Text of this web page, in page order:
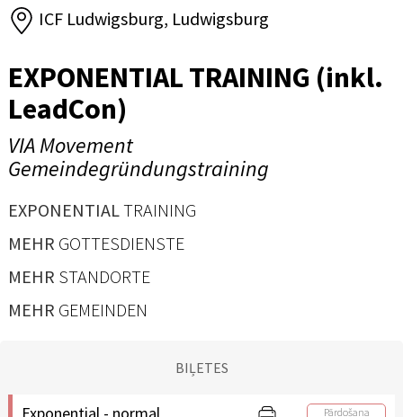
ICF Ludwigsburg, Ludwigsburg
EXPONENTIAL TRAINING (inkl.
LeadCon)
VIA Movement
Gemeindegründungstraining
EXPONENTIALTRAINING
MEHR GOTTESDIENSTE
MEHR STANDORTE
MEHR GEMEINDEN
BIĻETES
Exponential - normal
Pārdošana